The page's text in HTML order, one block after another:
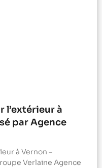
l’extérieur à
par Agence
à Vernon –
Verlaine Agence